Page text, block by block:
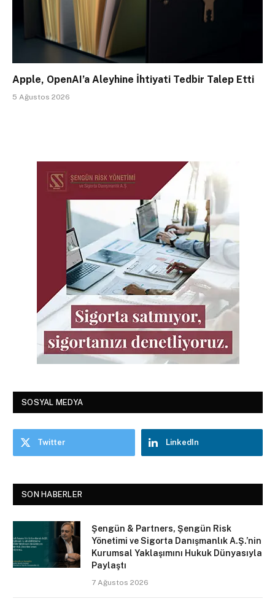
Apple, OpenAI’a Aleyhine İhtiyati Tedbir Talep Etti
5 Ağustos 2026
SOSYAL MEDYA
Twitter LinkedIn
SON HABERLER
Şengün & Partners, Şengün Risk
Yönetimi ve Sigorta Danışmanlık A.Ş.’nin
Kurumsal Yaklaşımını Hukuk Dünyasıyla
Paylaştı
7 Ağustos 2026